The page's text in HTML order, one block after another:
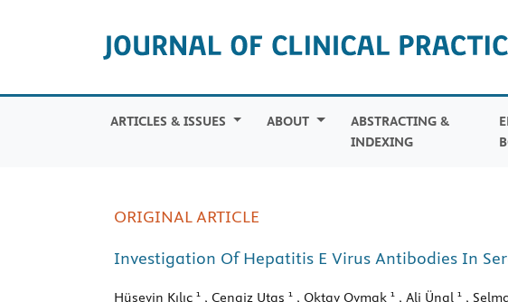
ARTICLES & ISSUES ABOUT
ABSTRACTING &
INDEXING
ORIGINAL ARTICLE
Investigation Of Hepatitis E Virus Antibodies In
Hüseyin Kılıç 1 , Cengiz Utaş 1 , Oktay Oymak 1 , Ali Ünal 1 ,